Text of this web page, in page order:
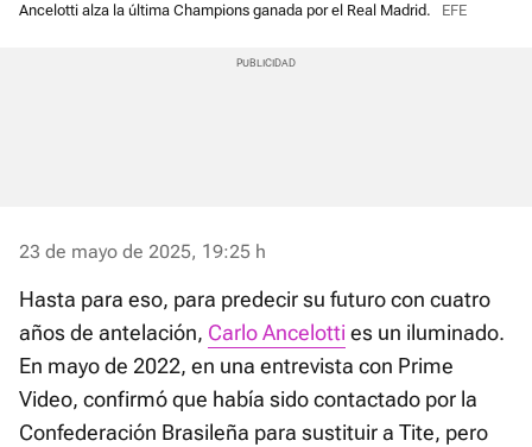
Ancelotti alza la última Champions ganada por el Real Madrid. EFE
23 de mayo de 2025, 19:25 h
Hasta para eso, para predecir su futuro con cuatro
años de antelación, Carlo Ancelotti es un iluminado.
En mayo de 2022, en una entrevista con Prime
Video, confirmó que había sido contactado por la
Confederación Brasileña para sustituir a Tite, pero